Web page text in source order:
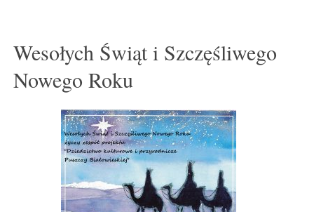
Wesołych Świąt i Szczęśliwego
Nowego Roku